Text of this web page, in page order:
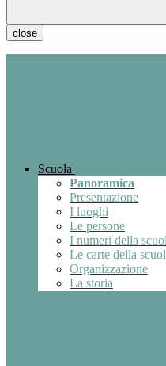
close
Scuola
Panoramica
Presentazione
I luoghi
Le persone
I numeri della
Le carte della
Organizzazione
La storia